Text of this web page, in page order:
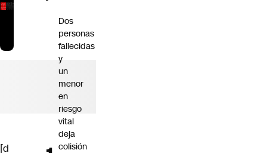
[d
Dos
personas
fallecidas
y
un
menor
en
riesgo
vital
deja
colisión